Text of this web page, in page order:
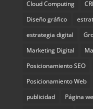
Cloud Computing
Diseño gráfico
estrategia digital
Marketing Digital
Posicionamiento SEO
Posicionamiento Web
publicidad
Página